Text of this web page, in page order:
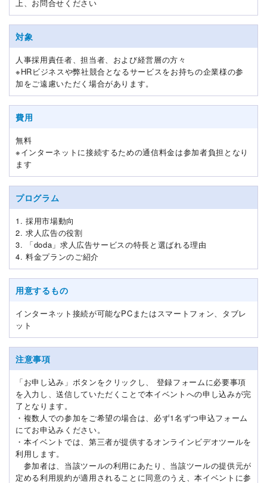
上、お問合せください
対象
人事採用責任者、担当者、および経営層の方々
※HRビジネスや弊社競合となるサービスをお持ちの企業様の参
加をご遠慮いただく場合があります。
費用
無料
※インターネットに接続するための通信料金は参加者負担となり
ます
プログラム
1. 採用市場動向
2. 求人広告の役割
3. 「doda」求人広告サービスの特長と選ばれる理由
4. 料金プランのご紹介
用意するもの
インターネット接続が可能なPCまたはスマートフォン、タブレ
ット
注意事項
「お申し込み」ボタンをクリックし、 登録フォームに必要事項
を入力し、送信していただくことで本イベントへの申し込みが完
了となります。
・複数人での参加をご希望の場合は、必ず1名ずつ申込フォーム
にてお申込みください。
・本イベントでは、第三者が提供するオンラインビデオツールを
利用します。
参加者は、当該ツールの利用にあたり、当該ツールの提供元が
定める利用規約が適用されることに同意のうえ、本イベントに参